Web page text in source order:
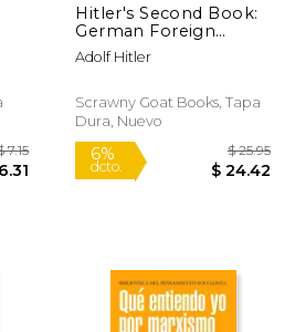
$ 7.15
$ 6.31
Hitler's Second Book:
German Foreign
Policy (en Inglés)
Adolf Hitler
Scrawny Goat Books, Tapa
Dura, Nuevo
6%
dcto.